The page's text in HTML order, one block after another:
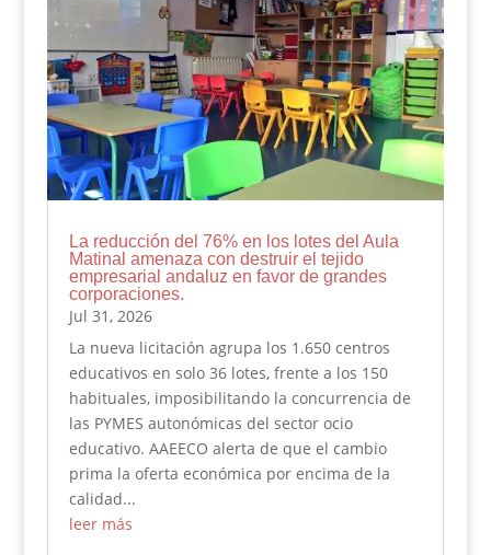
La reducción del 76% en los lotes del Aula
Matinal amenaza con destruir el tejido
empresarial andaluz en favor de grandes
corporaciones.
Jul 31, 2026
La nueva licitación agrupa los 1.650 centros
educativos en solo 36 lotes, frente a los 150
habituales, imposibilitando la concurrencia de
las PYMES autonómicas del sector ocio
educativo. AAEECO alerta de que el cambio
prima la oferta económica por encima de la
calidad...
leer más